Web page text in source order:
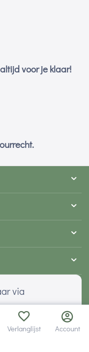
voor je klaar!
via
Verlanglijst Account